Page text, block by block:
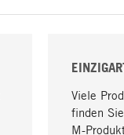
Viele
finden
M-